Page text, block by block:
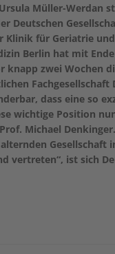
Müller-Werdan
Deutschen
Klinik für Geriatrie
Berlin hat mit
knapp zwei Wochen
Fachgesellschaft
dass eine so
wichtige Position
Michael
Gesellschaft
vertreten“, ist sich